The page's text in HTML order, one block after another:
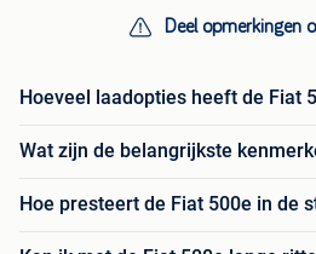
Deel opmerkingen
Hoeveel laadopties heeft de Fiat
Wat zijn de belangrijkste
Hoe presteert de Fiat 500e in de